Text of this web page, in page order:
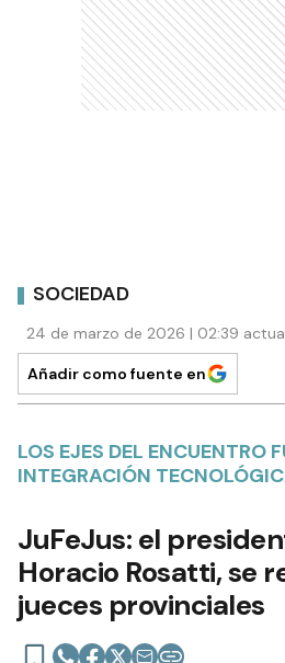
SOCIEDAD
24 de marzo de 2026 | 02:39
Añadir como fuente en
LOS EJES DEL ENCUENTRO
INTEGRACIÓN
JuFeJus: el
Horacio Rosatti, se
jueces provinciales